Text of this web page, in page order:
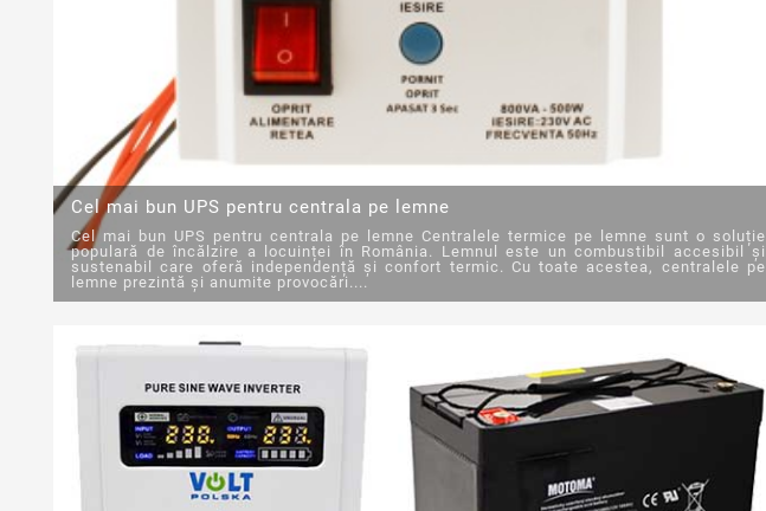
Cel mai bun UPS pentru centrala pe lemne
Cel mai bun UPS pentru centrala pe lemne Centralele termice pe lemne sunt o soluție
populară de încălzire a locuinței în România. Lemnul este un combustibil accesibil și
sustenabil care oferă independență și confort termic. Cu toate acestea, centralele pe
lemne prezintă și anumite provocări....